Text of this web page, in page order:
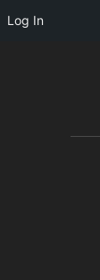
Log In